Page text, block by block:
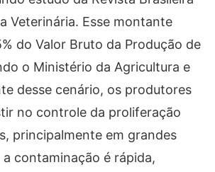
Veterinária. Esse montante
do Valor Bruto da Produção de
o Ministério da Agricultura e
desse cenário, os produtores
no controle da proliferação
principalmente em grandes
contaminação é rápida,